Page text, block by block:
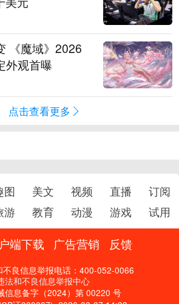
《魔域》2026
外观首曝
点击查看更多
图 美文 视频 直播
订阅
游 教育 动漫 游戏 试用
端下载 广告营销 反馈
不良信息举报电话：400-052-0066
法和不良信息举报中心
信息备字（2024）第 00220 号